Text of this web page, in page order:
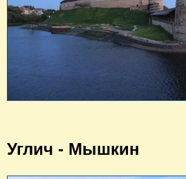
Углич - Мышкин